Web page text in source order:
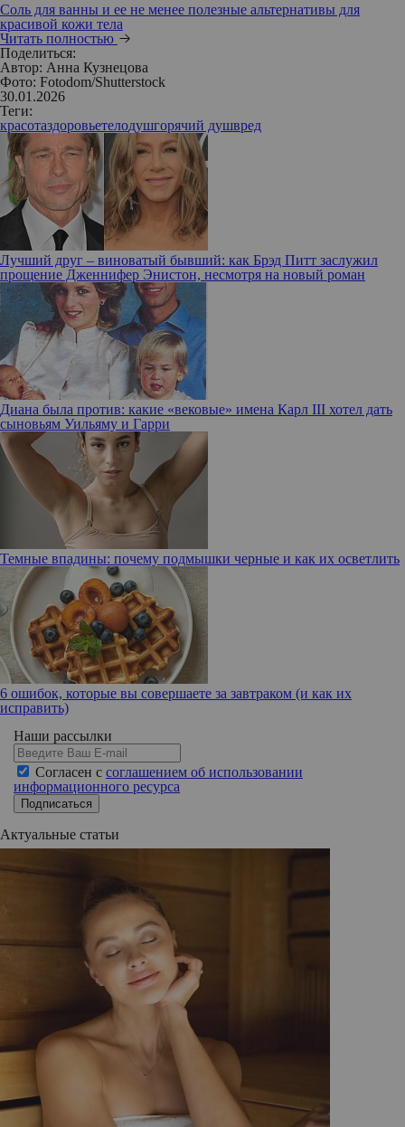
Соль для ванны и ее не менее полезные альтернативы для
красивой кожи тела
Читать полностью
Поделиться:
Автор: Анна Кузнецова
Фото: Fotodom/Shutterstock
30.01.2026
Теги:
красотаздоровьетелодушгорячий душвред
Лучший друг – виноватый бывший: как Брэд Питт заслужил
прощение Дженнифер Энистон, несмотря на новый роман
Диана была против: какие «вековые» имена Карл III хотел дать
сыновьям Уильяму и Гарри
Темные впадины: почему подмышки черные и как их осветлить
6 ошибок, которые вы совершаете за завтраком (и как их
исправить)
Наши рассылки
Согласен с соглашением об использовании
информационного ресурса
Подписаться
Актуальные статьи